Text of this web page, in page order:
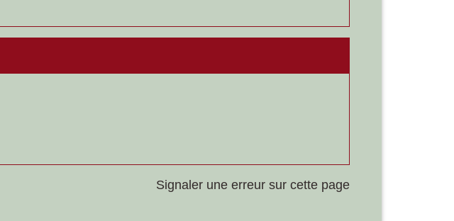
Signaler une erreur sur cette page